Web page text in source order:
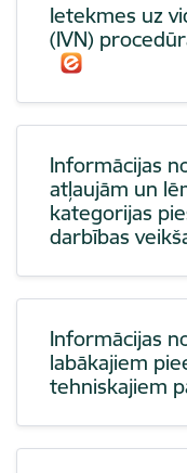
Ietekmes uz
(IVN)
Informācijas
atļaujām un
kategorijas
darbības
Informācijas
labākajiem
tehniskajiem